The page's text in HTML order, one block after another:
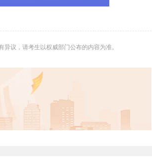
议，请考生以权威部门公布的内容为准。